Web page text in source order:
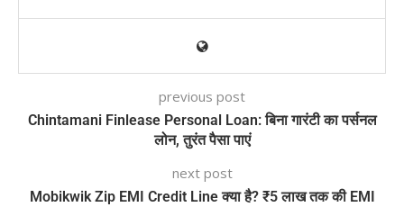
previous post
Chintamani Finlease Personal Loan: बिना गारंटी का पर्सनल
लोन, तुरंत पैसा पाएं
next post
Mobikwik Zip EMI Credit Line क्या है? ₹5 लाख तक की EMI